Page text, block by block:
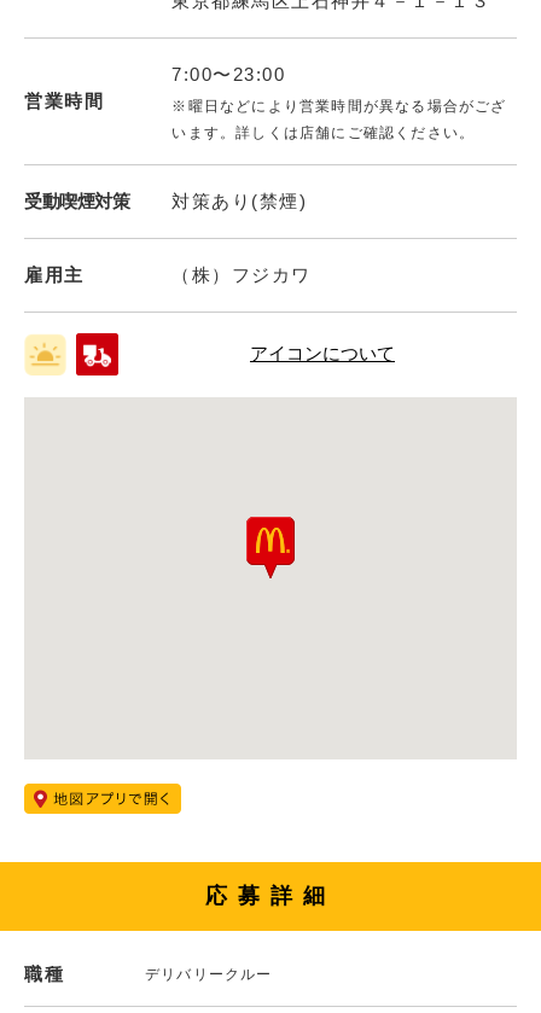
営業時間
7:00〜23:00
※曜日などにより営業時間が異なる場合がござ
います。詳しくは店舗にご確認ください。
受動喫煙対策 対策あり(禁煙)
雇用主 （株）フジカワ
アイコンについて
応募詳細
職種 デリバリークルー